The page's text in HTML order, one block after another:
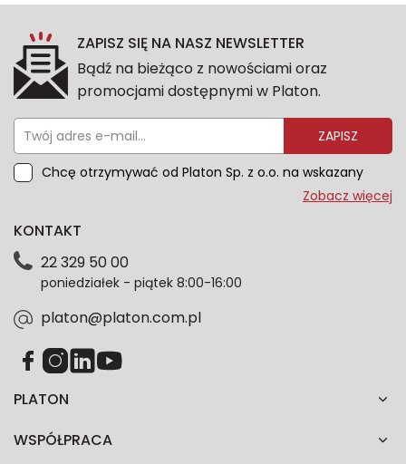
ZAPISZ SIĘ NA NASZ NEWSLETTER
Bądź na bieżąco z nowościami oraz
promocjami dostępnymi w Platon.
ZAPISZ
Chcę otrzymywać od Platon Sp. z o.o. na wskazany
przeze mnie adres e-mail informacje marketingowe
dotyczące danych osobowych znajdziesz w naszej
każdym czasie. Wycofanie zgody nie wpłynie na
zgodność z prawem przetwarzania dokonanego przed
Zobacz więcej
PLATON
WSPÓŁPRACA
KONTAKT
22 329 50 00
poniedziałek - piątek 8:00-16:00
platon@platon.com.pl